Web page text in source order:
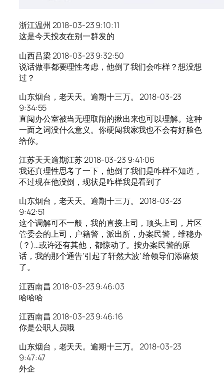
浙江温州 2018-03-23 9:10:11
这是今天投友在别一群发的
山西吕梁 2018-03-23 9:32:50
说话做事都要理性考虑，他倒了我们会咋样？想没想
过？
山东烟台，老天天。逾期十三万。 2018-03-23
9:34:55
直闯办公室被当无理取闹的揪出来也可以理解。这种
一面之词没什么意义。你硬闯我家我也不会有好脸色
给你。
江苏天天逾期江苏 2018-03-23 9:41:06
我还真理性思考了一下，他倒了我们是咋样不知道，
不过现在他没倒，现状是咋样我是看到了
山东烟台，老天天。逾期十三万。 2018-03-23
9:42:51
这个调解可不一般，我的直接上司，顶头上司，片区
管委会的上司，户籍警，派出所，办案民警，维稳办
(？)…或许还有其他，都惊动了。按办案民警的原
话，我的那个通告’引起了轩然大波’ 给领导们添麻烦
了。
江西南昌 2018-03-23 9:46:03
哈哈哈
江西南昌 2018-03-23 9:46:16
你是公职人员哦
山东烟台，老天天。逾期十三万。 2018-03-23
9:47:47
外企